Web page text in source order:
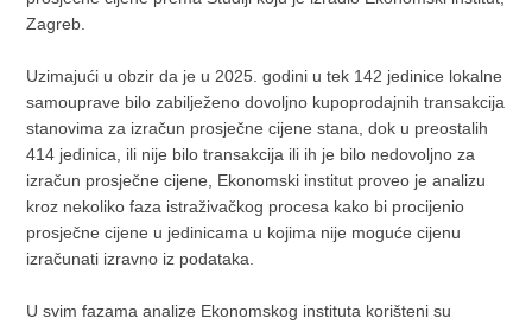
Zagreb.
Uzimajući u obzir da je u 2025. godini u tek 142 jedinice lokalne
samouprave bilo zabilježeno dovoljno kupoprodajnih transakcija
stanovima za izračun prosječne cijene stana, dok u preostalih
414 jedinica, ili nije bilo transakcija ili ih je bilo nedovoljno za
izračun prosječne cijene, Ekonomski institut proveo je analizu
kroz nekoliko faza istraživačkog procesa kako bi procijenio
prosječne cijene u jedinicama u kojima nije moguće cijenu
izračunati izravno iz podataka.
U svim fazama analize Ekonomskog instituta korišteni su